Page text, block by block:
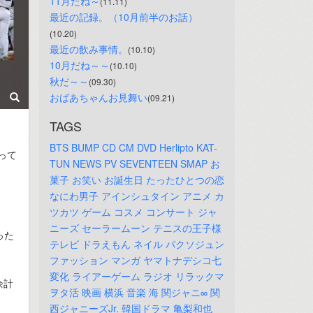
て
た
計
最近の記録。（10月前半のお話）
(10.20)
最近の飲み事情。 (10.10)
10月だね～～ (10.10)
秋だ～～ (09.30)
おばあちゃんお見舞い(09.21)
TAGS
BTS BUMP CD CM DVD Herlipto KAT-
TUN NEWS PV SEVENTEEN SMAP お
菓子 お笑い お誕生日 たったひとつの恋
なにわ男子 アインシュタイン アニメ カ
ツカツ ゲーム コスメ コンサート ジャ
ニーズ セーラームーン テニスの王子様
テレビ ドラえもん ネイル パクソジュン
ファッション マンガ ヤマトナデシコ七
変化 ライアーゲーム ラジオ リラックマ
ヲタ活 映画 横浜 音楽 海 関ジャニ∞ 関
西ジャニーズJr. 韓国ドラマ 亀梨和也